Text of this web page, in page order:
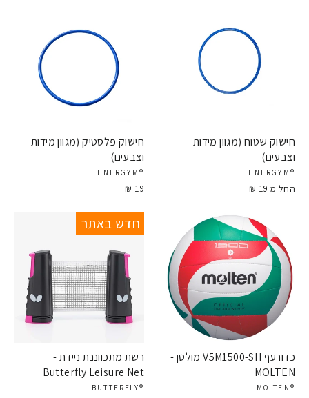
חישוק שטוח (מגוון מידות
וצבעים)
®ENERGYM
החל מ 19 ₪
חישוק פלסטיק (מגוון מידות
וצבעים)
®ENERGYM
19 ₪
כדורעף V5M1500-SH מולטן -
MOLTEN
®MOLTEN
חדש באתר
רשת מתכווננת ניידת -
Butterfly Leisure Net
®BUTTERFLY